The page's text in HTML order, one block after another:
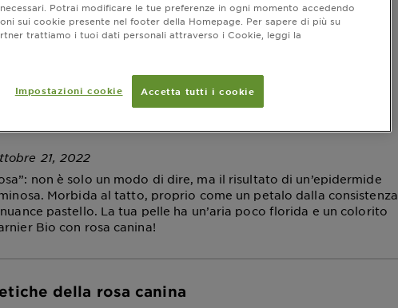
tuo splendore, con
routine con Rosa
21, 2022
non è solo un modo di dire, ma il risultato di un’epidermide
Morbida al tatto, proprio come un petalo dalla consistenza
pastello. La tua pelle ha un’aria poco florida e un colorito
Bio con rosa canina!
della rosa canina
Potrai modificare le tue preferenze in ogni momento accedendo
sui cookie presente nel footer della Homepage. Per sapere di più su
trattiamo i tuoi dati personali attraverso i Cookie, leggi la
Impostazioni cookie Accetta tutti i cookie